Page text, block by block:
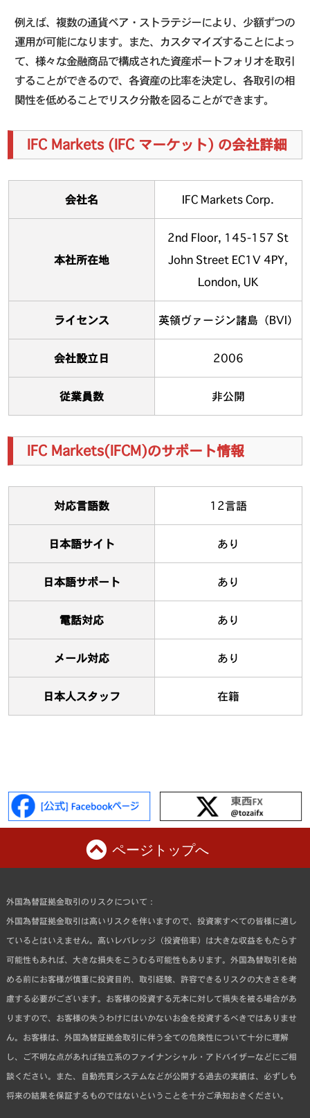
例えば、複数の通貨ペア・ストラテジーにより、少額ずつの
運用が可能になります。また、カスタマイズすることによっ
て、様々な金融商品で構成された資産ポートフォリオを取引
することができるので、各資産の比率を決定し、各取引の相
関性を低めることでリスク分散を図ることができます。
IFC Markets (IFC マーケット) の会社詳細
会社名 IFC Markets Corp.
本社所在地
2nd Floor, 145-157 St
John Street EC1V 4PY,
London, UK
ライセンス 英領ヴァージン諸島（BVI）
会社設立日 2006
従業員数 非公開
IFC Markets(IFCM)のサポート情報
対応言語数 12言語
日本語サイト あり
日本語サポート あり
電話対応 あり
メール対応 あり
日本人スタッフ 在籍
ページトップへ
外国為替証拠金取引のリスクについて：
外国為替証拠金取引は高いリスクを伴いますので、投資家すべての皆様に適し
ているとはいえません。高いレバレッジ（投資倍率）は大きな収益をもたらす
可能性もあれば、大きな損失をこうむる可能性もあります。外国為替取引を始
める前にお客様が慎重に投資目的、取引経験、許容できるリスクの大きさを考
慮する必要がございます。お客様の投資する元本に対して損失を被る場合があ
りますので、お客様の失うわけにはいかないお金を投資するべきではありませ
ん。お客様は、外国為替証拠金取引に伴う全ての危険性について十分に理解
し、ご不明な点があれば独立系のファイナンシャル・アドバイザーなどにご相
談ください。また、自動売買システムなどが公開する過去の実績は、必ずしも
将来の結果を保証するものではないということを十分ご承知おきください。